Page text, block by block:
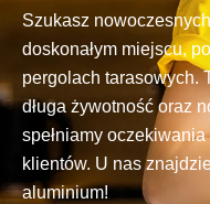
Szukasz
doskonałym miejscu,
pergolach tarasowych.
długa żywotność oraz
spełniamy
klientów. U nas
aluminium!